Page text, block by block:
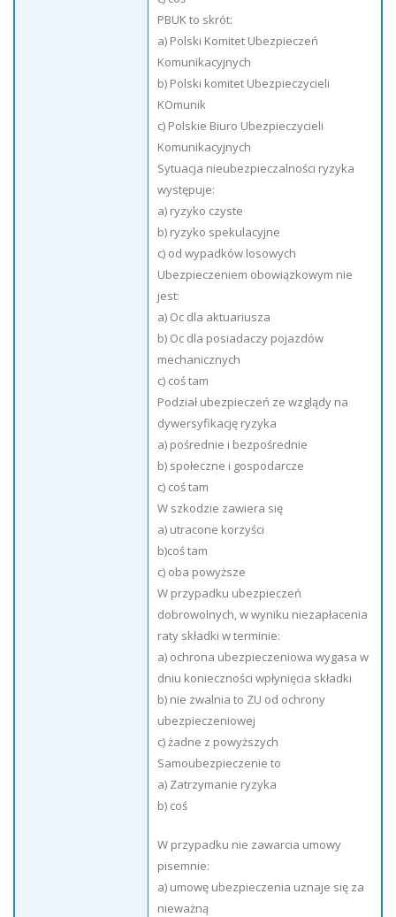
PBUK to skrót:
a) Polski Komitet Ubezpieczeń
Komunikacyjnych
b) Polski komitet Ubezpieczycieli
KOmunik
c) Polskie Biuro Ubezpieczycieli
Komunikacyjnych
Sytuacja nieubezpieczalności ryzyka
występuje:
a) ryzyko czyste
b) ryzyko spekulacyjne
c) od wypadków losowych
Ubezpieczeniem obowiązkowym nie
jest:
a) Oc dla aktuariusza
b) Oc dla posiadaczy pojazdów
mechanicznych
c) coś tam
Podział ubezpieczeń ze wzglądy na
dywersyfikację ryzyka
a) pośrednie i bezpośrednie
b) społeczne i gospodarcze
c) coś tam
W szkodzie zawiera się
a) utracone korzyści
b)coś tam
c) oba powyższe
W przypadku ubezpieczeń
dobrowolnych, w wyniku niezapłacenia
raty składki w terminie:
a) ochrona ubezpieczeniowa wygasa w
dniu konieczności wpłynięcia składki
b) nie zwalnia to ZU od ochrony
ubezpieczeniowej
c) żadne z powyższych
Samoubezpieczenie to
a) Zatrzymanie ryzyka
b) coś
W przypadku nie zawarcia umowy
pisemnie:
a) umowę ubezpieczenia uznaje się za
nieważną